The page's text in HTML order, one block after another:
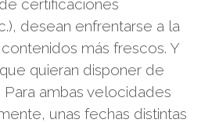
certificaciones
desean enfrentarse a la
más frescos. Y
quieran disponer de
ambas velocidades
unas fechas distintas